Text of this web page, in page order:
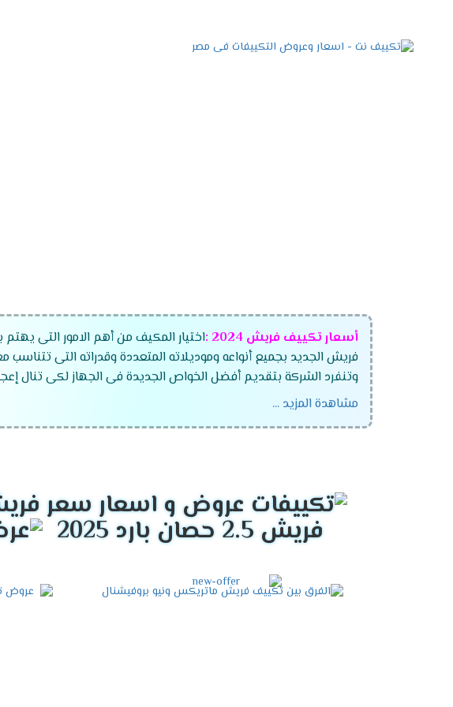
أسعار تكييف فريش 2024
:اختيار المكيف من أهم الامور التى
فريش الجديد بجميع أنواعه وموديلاته المتعددة وقدراته التى
وتنفرد الشركة بتقديم أفضل الخواص الجديدة فى الجهاز لكى تنال
تكييف فريش بروفيشنال تربو "ديجيتال بالبلازما ".
تكييف فريش سمارت "ديجيتال بدون بلازما ".
تكييف فريش بروفيشنال تربو "ديجيتال بدون بلازما ".
تكييف فريش فرى ستاند .
مشاهدة المزيد ...
فريش 2.5 حصان بارد 2025